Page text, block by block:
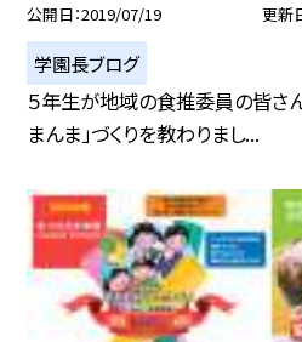
公開日 2019/07/19 更新
学園長ブログ
５年生が地域の食推委員の皆さん
まんま」づくりを教わりまし...